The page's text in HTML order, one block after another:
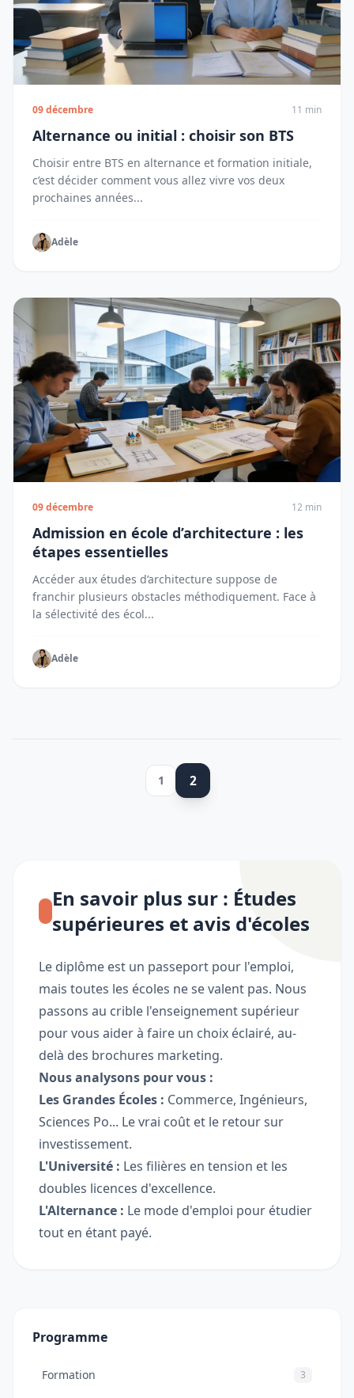
09 décembre 11 min
Alternance ou initial : choisir son BTS
Choisir entre BTS en alternance et formation initiale,
c’est décider comment vous allez vivre vos deux
prochaines années...
Adèle
09 décembre 12 min
Admission en école d’architecture : les
étapes essentielles
Accéder aux études d’architecture suppose de
franchir plusieurs obstacles méthodiquement. Face à
la sélectivité des écol...
Adèle
1 2
En savoir plus sur : Études
supérieures et avis d'écoles
Le diplôme est un passeport pour l'emploi,
mais toutes les écoles ne se valent pas. Nous
passons au crible l'enseignement supérieur
pour vous aider à faire un choix éclairé, au-
delà des brochures marketing.
Nous analysons pour vous :
Les Grandes Écoles : Commerce, Ingénieurs,
Sciences Po... Le vrai coût et le retour sur
investissement.
L'Université : Les filières en tension et les
doubles licences d'excellence.
L'Alternance : Le mode d'emploi pour étudier
tout en étant payé.
Programme
Formation 3